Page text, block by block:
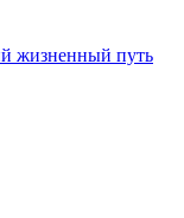
жизненный путь